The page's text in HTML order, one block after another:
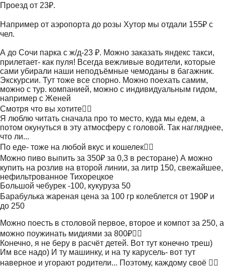
Проезд от 23₽.
Например от аэропорта до розы Хутор мы отдали 155₽ с
чел.
А до Сочи парка с ж/д-23 ₽. Можно заказать яндекс такси,
прилетает- как пуля! Всегда вежливые водители, которые
сами убирали наши неподъёмные чемоданы в багажник.
Экскурсии. Тут тоже все спорно. Можно поехать самим,
можно с тур. компанией, можно с индивидуальным гидом,
например с Женей
Смотря что вы хотите👌🏻
Я люблю читать сначала про то место, куда мы едем, а
потом окунуться в эту атмосферу с головой. Так нагляднее,
что ли...
По еде- тоже на любой вкус и кошелек👌🏻
Можно пиво выпить за 350₽ за 0,3 в ресторане) А можно
купить на розлив на второй линии, за литр 150, свежайшее,
нефильтрованное Тихорецкое
Большой чебурек -100, кукуруза 50
Барабулька жареная цена за 100 гр колеблется от 190₽ и
до 250
Можно поесть в столовой первое, второе и компот за 250, а
можно поужинать мидиями за 800₽👌🏻
Конечно, я не беру в расчёт детей. Вот тут конечно треш)
Им все надо) И ту машинку, и на ту карусель- вот тут
наверное и угорают родители... Поэтому, каждому своё 👌🏻